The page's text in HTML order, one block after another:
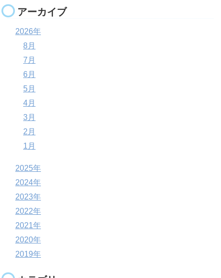
アーカイブ
2026年
8月
7月
6月
5月
4月
3月
2月
1月
2025年
2024年
2023年
2022年
2021年
2020年
2019年